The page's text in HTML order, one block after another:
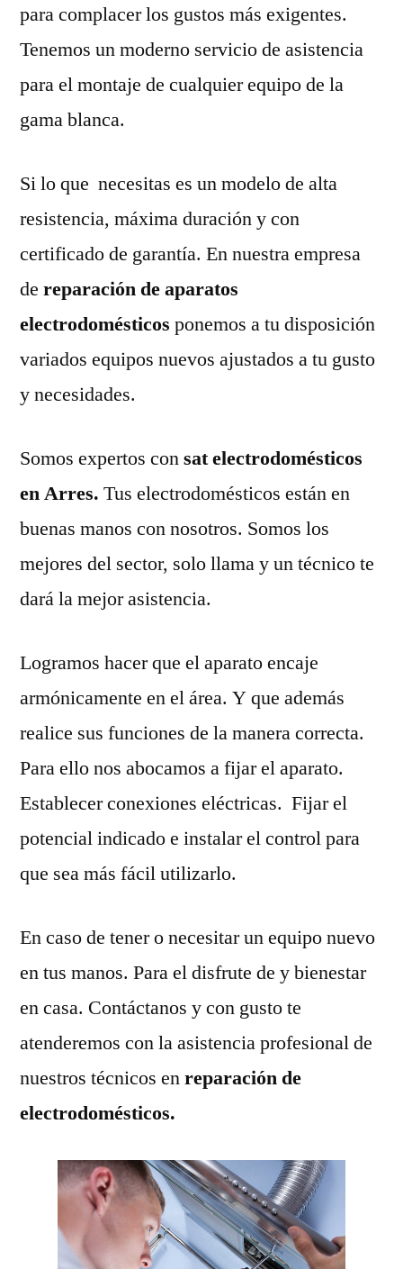
para complacer los gustos más exigentes.
Tenemos un moderno servicio de asistencia
para el montaje de cualquier equipo de la
gama blanca.
Si lo que necesitas es un modelo de alta
resistencia, máxima duración y con
certificado de garantía. En nuestra empresa
de reparación de aparatos
electrodomésticos ponemos a tu disposición
variados equipos nuevos ajustados a tu gusto
y necesidades.
Somos expertos consat electrodomésticos
en Arres. Tus electrodomésticos están en
buenas manos con nosotros. Somos los
mejores del sector, solo llama y un técnico te
dará la mejor asistencia.
Logramos hacer que el aparato encaje
armónicamente en el área. Y que además
realice sus funciones de la manera correcta.
Para ello nos abocamos a fijar el aparato.
Establecer conexiones eléctricas. Fijar el
potencial indicado e instalar el control para
que sea más fácil utilizarlo.
En caso de tener o necesitar un equipo nuevo
en tus manos. Para el disfrute de y bienestar
en casa. Contáctanos y con gusto te
atenderemos con la asistencia profesional de
nuestros técnicos enreparación de
electrodomésticos.